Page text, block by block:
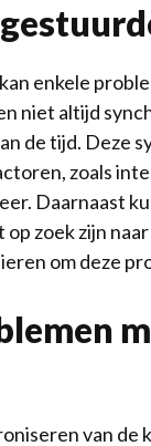
enkele
niet altijd
de tijd. Deze
zoals
Daarnaast
zoek zijn
om deze
van de